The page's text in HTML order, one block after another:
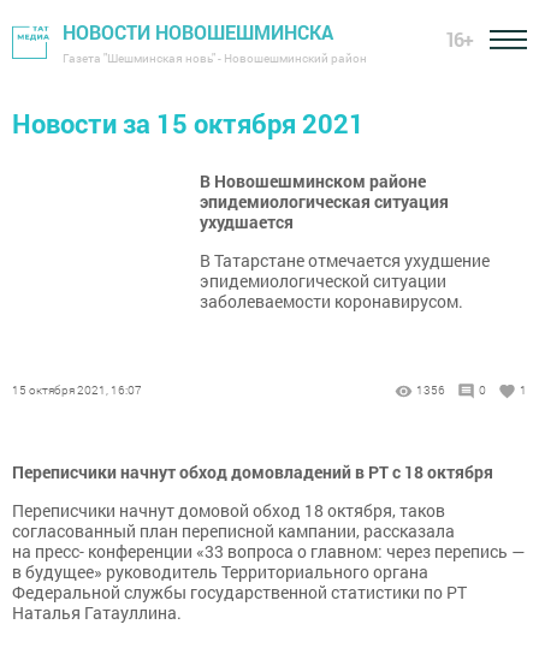
НОВОСТИ НОВОШЕШМИНСКА
Газета "Шешминская новь" - Новошешминский район
16+
Новости за 15 октября 2021
В Новошешминском районе
эпидемиологическая ситуация
ухудшается
В Татарстане отмечается ухудшение
эпидемиологической ситуации
заболеваемости коронавирусом.
15 октября 2021, 16:07 1356 0 1
Переписчики начнут обход домовладений в РТ с 18 октября
Переписчики начнут домовой обход 18 октября, таков
согласованный план переписной кампании, рассказала
на пресс- конференции «33 вопроса о главном: через перепись —
в будущее» руководитель Территориального органа
Федеральной службы государственной статистики по РТ
Наталья Гатауллина.